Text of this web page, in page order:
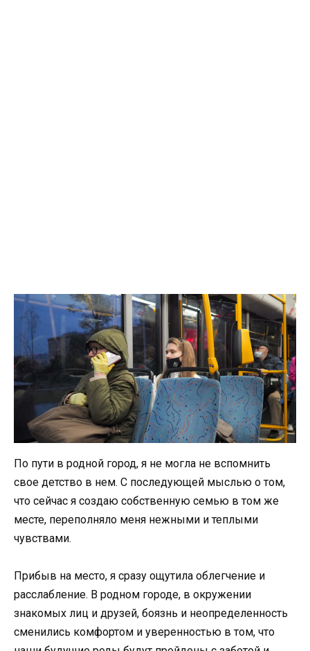
По пути в родной город, я не могла не вспомнить
свое детство в нем. С последующей мыслью о том,
что сейчас я создаю собственную семью в том же
месте, переполняло меня нежными и теплыми
чувствами.
Прибыв на место, я сразу ощутила облегчение и
расслабление. В родном городе, в окружении
знакомых лиц и друзей, боязнь и неопределенность
сменились комфортом и уверенностью в том, что